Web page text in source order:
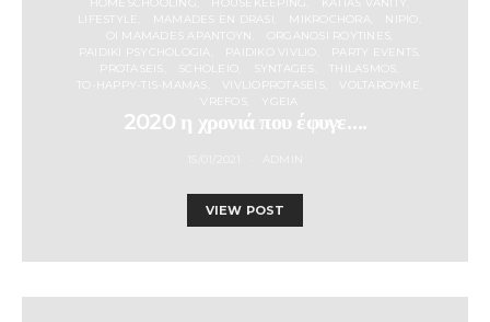
LIFESTYLE
MAMADES EN DRASI MIKROCHORA
NIPIO
OI MAMADES APANTOYN
ORGANOSI ROYTINES
PAIDIKI PSYCHOLOGIA
PAIDIKO VIVLIO
PARTY EVENTS
PROTASEIS
SYNTAGES
THILASMOS
TO-HAPPY-TIS-MAMAS
VIVLIOPROTASEIS
VOLTAROYME
VREFOS
YGEIA
2020 η χρονιά που έφυγε….
VIEW POST